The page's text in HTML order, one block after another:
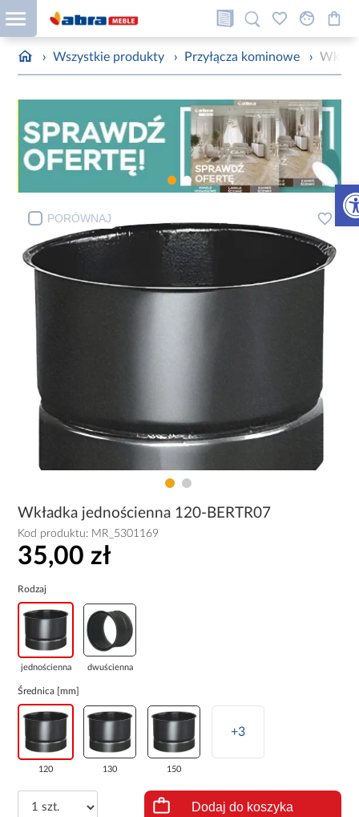
› Wszystkie produkty › Przyłącza kominowe ›
PORÓWNAJ
Wkładka jednościenna 120-BERTR07
Kod produktu: MR_5301169
35,00 zł
Rodzaj
jednościenna dwuścienna
Średnica [mm]
120 130 150
+3
Dodaj do koszyka